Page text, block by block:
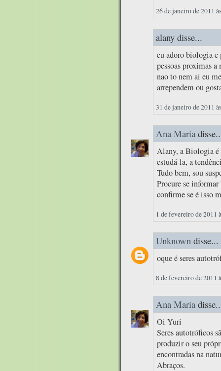
26 de janeiro de 2011
alany disse...
eu adoro biologia e
pessoas proximas
nao to nem ai eu
arrependem ou
31 de janeiro de 2011
Ana Maria
Alany, a Biologia é
estudá-la, a
Tudo bem, sou
Procure se informar
confirme se é isso
1 de fevereiro de 2011
Unknown disse...
oque é seres
8 de fevereiro de 2011
Ana Maria
Oi Yuri
Seres autotróficos
produzir o seu
encontradas na
Abraços.